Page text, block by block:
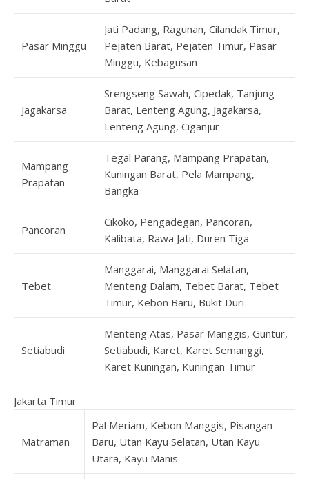
Pasar Minggu
Jati Padang, Ragunan, Cilandak Timur,
Pejaten Barat, Pejaten Timur, Pasar
Minggu, Kebagusan
Jagakarsa
Srengseng Sawah, Cipedak, Tanjung
Barat, Lenteng Agung, Jagakarsa,
Lenteng Agung, Ciganjur
Mampang
Prapatan
Tegal Parang, Mampang Prapatan,
Kuningan Barat, Pela Mampang,
Bangka
Pancoran
Cikoko, Pengadegan, Pancoran,
Kalibata, Rawa Jati, Duren Tiga
Tebet
Manggarai, Manggarai Selatan,
Menteng Dalam, Tebet Barat, Tebet
Timur, Kebon Baru, Bukit Duri
Setiabudi
Menteng Atas, Pasar Manggis, Guntur,
Setiabudi, Karet, Karet Semanggi,
Karet Kuningan, Kuningan Timur
Jakarta Timur
Matraman
Pal Meriam, Kebon Manggis, Pisangan
Baru, Utan Kayu Selatan, Utan Kayu
Utara, Kayu Manis